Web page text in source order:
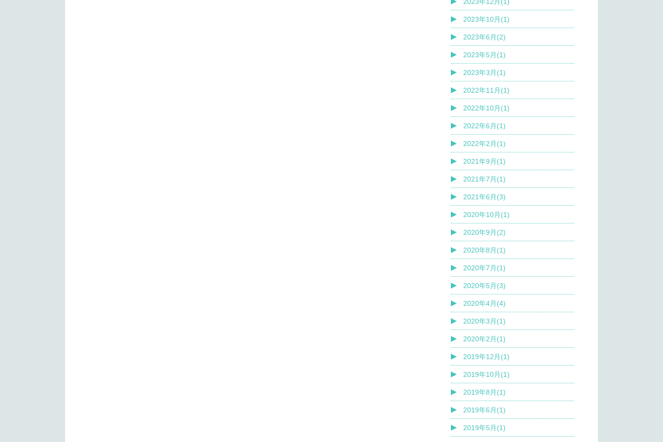
2023年10月(1)
2023年6月(2)
2023年5月(1)
2023年3月(1)
2022年11月(1)
2022年10月(1)
2022年6月(1)
2022年2月(1)
2021年9月(1)
2021年7月(1)
2021年6月(3)
2020年10月(1)
2020年9月(2)
2020年8月(1)
2020年7月(1)
2020年5月(3)
2020年4月(4)
2020年3月(1)
2020年2月(1)
2019年12月(1)
2019年10月(1)
2019年8月(1)
2019年6月(1)
2019年5月(1)